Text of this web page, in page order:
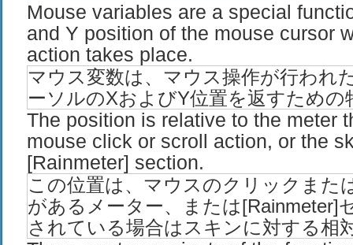
Mouse variables are a special
and Y position of the mouse cursor
action takes place.
マウス変数は、マウス操作が行われ
ーソルのXおよびY位置を返すための
The position is relative to the meter
mouse click or scroll action, or the
[Rainmeter] section.
この位置は、マウスのクリックまた
があるメーター、または[Rainmeter]
されている場合はスキンに対する相